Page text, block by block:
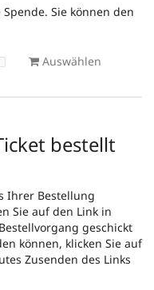
Sie können den
Auswählen
bestellt
Ihrer Bestellung
Sie auf den Link in
geschickt
können, klicken Sie auf
Zusenden des Links